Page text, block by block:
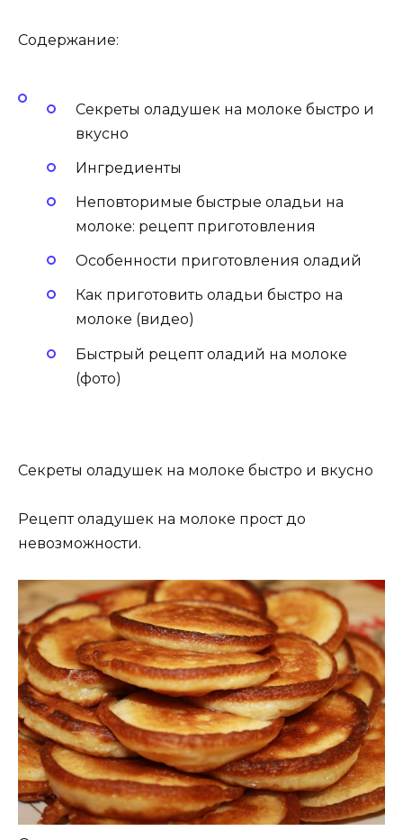
Содержание:
Секреты оладушек на молоке быстро и
вкусно
Ингредиенты
Неповторимые быстрые оладьи на
молоке: рецепт приготовления
Особенности приготовления оладий
Как приготовить оладьи быстро на
молоке (видео)
Быстрый рецепт оладий на молоке
(фото)
Секреты оладушек на молоке быстро и вкусно
Рецепт оладушек на молоке прост до
невозможности.